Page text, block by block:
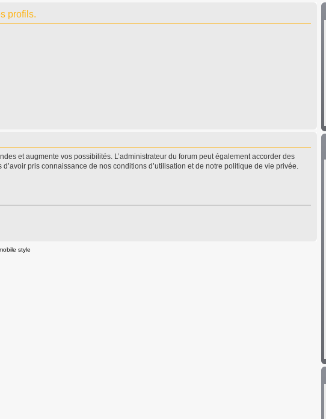
profils.
et augmente vos possibilités. L’administrateur du forum peut également accorder des
pris connaissance de nos conditions d’utilisation et de notre politique de vie privée.
style